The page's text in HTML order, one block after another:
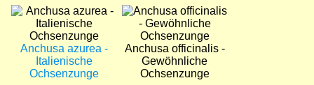
Bild
Anchusa azurea -
Italienische
Ochsenzunge
Bild
Anchusa officinalis -
Gewöhnliche
Ochsenzunge